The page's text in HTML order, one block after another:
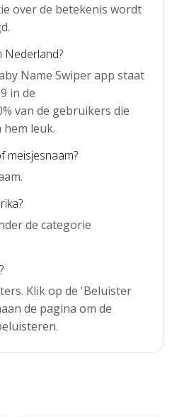
over de betekenis wordt
Nederland?
Name Swiper app staat
in de
van de gebruikers die
hem leuk.
meisjesnaam?
de categorie
Klik op de 'Beluister
de pagina om de